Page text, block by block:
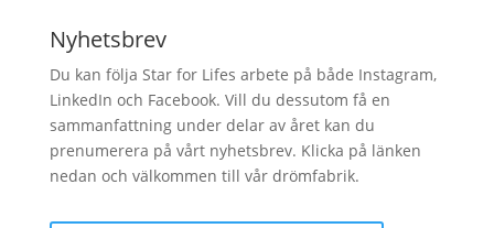
Nyhetsbrev
Du kan följa Star for Lifes arbete på både Instagram,
LinkedIn och Facebook. Vill du dessutom få en
sammanfattning under delar av året kan du
prenumerera på vårt nyhetsbrev. Klicka på länken
nedan och välkommen till vår drömfabrik.